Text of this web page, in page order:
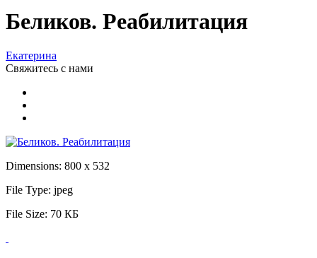
Беликов. Реабилитация
Екатерина
Свяжитесь с нами
Dimensions: 800 x 532
File Type: jpeg
File Size: 70 КБ